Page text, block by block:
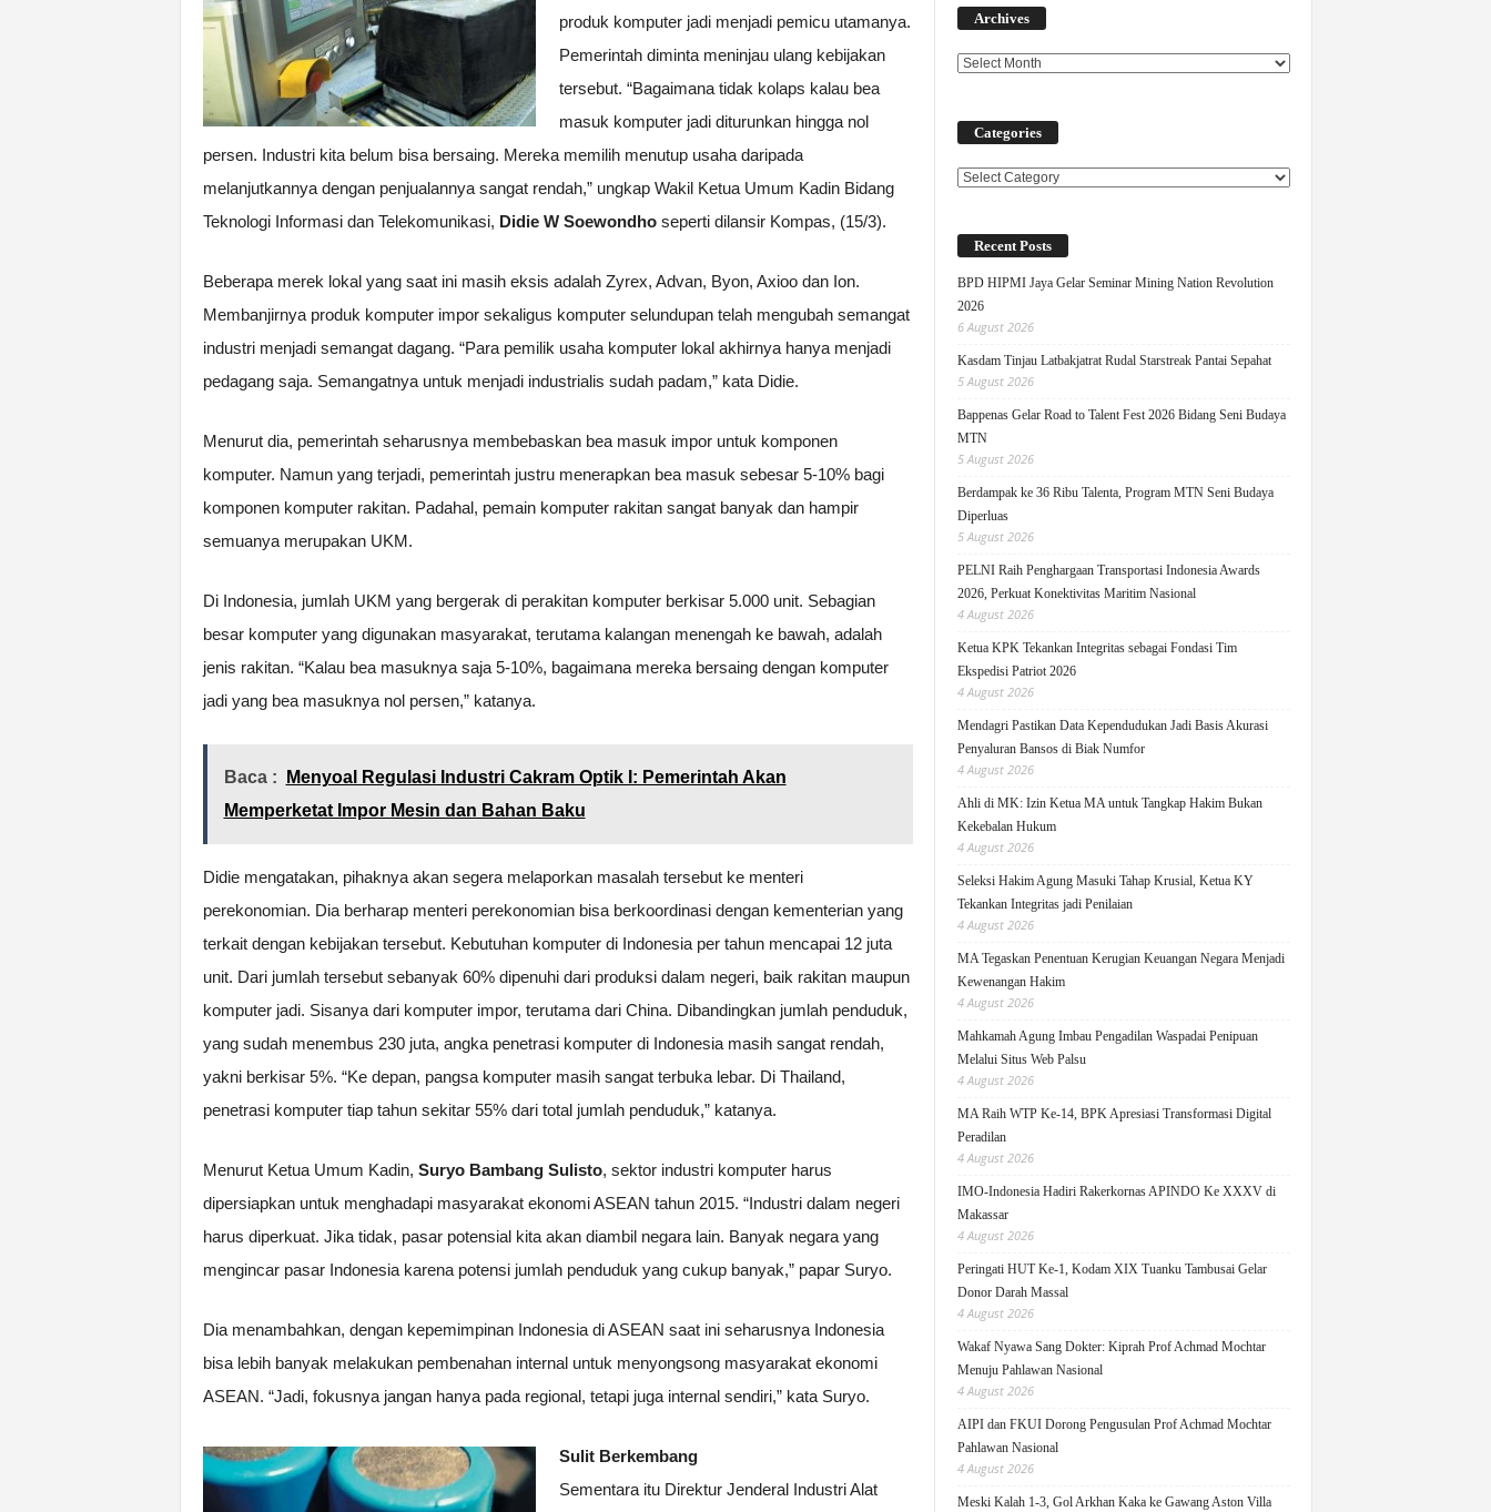
produk komputer jadi menjadi pemicu utamanya.
Pemerintah diminta meninjau ulang kebijakan
tersebut. “Bagaimana tidak kolaps kalau bea
masuk komputer jadi diturunkan hingga nol
persen. Industri kita belum bisa bersaing. Mereka memilih menutup usaha daripada
melanjutkannya dengan penjualannya sangat rendah,” ungkap Wakil Ketua Umum Kadin Bidang
Teknologi Informasi dan Telekomunikasi, Didie W Soewondhoseperti dilansir Kompas, (15/3).
Beberapa merek lokal yang saat ini masih eksis adalah Zyrex, Advan, Byon, Axioo dan Ion.
Membanjirnya produk komputer impor sekaligus komputer selundupan telah mengubah semangat
industri menjadi semangat dagang. “Para pemilik usaha komputer lokal akhirnya hanya menjadi
pedagang saja. Semangatnya untuk menjadi industrialis sudah padam,” kata Didie.
Menurut dia, pemerintah seharusnya membebaskan bea masuk impor untuk komponen
komputer. Namun yang terjadi, pemerintah justru menerapkan bea masuk sebesar 5-10% bagi
komponen komputer rakitan. Padahal, pemain komputer rakitan sangat banyak dan hampir
semuanya merupakan UKM.
Di Indonesia, jumlah UKM yang bergerak di perakitan komputer berkisar 5.000 unit. Sebagian
besar komputer yang digunakan masyarakat, terutama kalangan menengah ke bawah, adalah
jenis rakitan. “Kalau bea masuknya saja 5-10%, bagaimana mereka bersaing dengan komputer
jadi yang bea masuknya nol persen,” katanya.
Baca :
Menyoal Regulasi Industri Cakram Optik I: Pemerintah Akan
Memperketat Impor Mesin dan Bahan Baku
Didie mengatakan, pihaknya akan segera melaporkan masalah tersebut ke menteri
perekonomian. Dia berharap menteri perekonomian bisa berkoordinasi dengan kementerian yang
terkait dengan kebijakan tersebut. Kebutuhan komputer di Indonesia per tahun mencapai 12 juta
unit. Dari jumlah tersebut sebanyak 60% dipenuhi dari produksi dalam negeri, baik rakitan maupun
komputer jadi. Sisanya dari komputer impor, terutama dari China. Dibandingkan jumlah penduduk,
yang sudah menembus 230 juta, angka penetrasi komputer di Indonesia masih sangat rendah,
yakni berkisar 5%. “Ke depan, pangsa komputer masih sangat terbuka lebar. Di Thailand,
penetrasi komputer tiap tahun sekitar 55% dari total jumlah penduduk,” katanya.
Menurut Ketua Umum Kadin, Suryo Bambang Sulisto, sektor industri komputer harus
dipersiapkan untuk menghadapi masyarakat ekonomi ASEAN tahun 2015. “Industri dalam negeri
harus diperkuat. Jika tidak, pasar potensial kita akan diambil negara lain. Banyak negara yang
mengincar pasar Indonesia karena potensi jumlah penduduk yang cukup banyak,” papar Suryo.
Dia menambahkan, dengan kepemimpinan Indonesia di ASEAN saat ini seharusnya Indonesia
bisa lebih banyak melakukan pembenahan internal untuk menyongsong masyarakat ekonomi
ASEAN. “Jadi, fokusnya jangan hanya pada regional, tetapi juga internal sendiri,” kata Suryo.
Sulit Berkembang
Sementara itu Direktur Jenderal Industri Alat
Archives
Categories
Categories
Recent Posts
BPD HIPMI Jaya Gelar Seminar Mining Nation Revolution
2026
6 August 2026
Kasdam Tinjau Latbakjatrat Rudal Starstreak Pantai Sepahat
5 August 2026
Bappenas Gelar Road to Talent Fest 2026 Bidang Seni Budaya
MTN
5 August 2026
Berdampak ke 36 Ribu Talenta, Program MTN Seni Budaya
Diperluas
5 August 2026
PELNI Raih Penghargaan Transportasi Indonesia Awards
2026, Perkuat Konektivitas Maritim Nasional
4 August 2026
Ketua KPK Tekankan Integritas sebagai Fondasi Tim
Ekspedisi Patriot 2026
4 August 2026
Mendagri Pastikan Data Kependudukan Jadi Basis Akurasi
Penyaluran Bansos di Biak Numfor
4 August 2026
Ahli di MK: Izin Ketua MA untuk Tangkap Hakim Bukan
Kekebalan Hukum
4 August 2026
Seleksi Hakim Agung Masuki Tahap Krusial, Ketua KY
Tekankan Integritas jadi Penilaian
4 August 2026
MA Tegaskan Penentuan Kerugian Keuangan Negara Menjadi
Kewenangan Hakim
4 August 2026
Mahkamah Agung Imbau Pengadilan Waspadai Penipuan
Melalui Situs Web Palsu
4 August 2026
MA Raih WTP Ke-14, BPK Apresiasi Transformasi Digital
Peradilan
4 August 2026
IMO-Indonesia Hadiri Rakerkornas APINDO Ke XXXV di
Makassar
4 August 2026
Peringati HUT Ke-1, Kodam XIX Tuanku Tambusai Gelar
Donor Darah Massal
4 August 2026
Wakaf Nyawa Sang Dokter: Kiprah Prof Achmad Mochtar
Menuju Pahlawan Nasional
4 August 2026
AIPI dan FKUI Dorong Pengusulan Prof Achmad Mochtar
Pahlawan Nasional
4 August 2026
Meski Kalah 1-3, Gol Arkhan Kaka ke Gawang Aston Villa